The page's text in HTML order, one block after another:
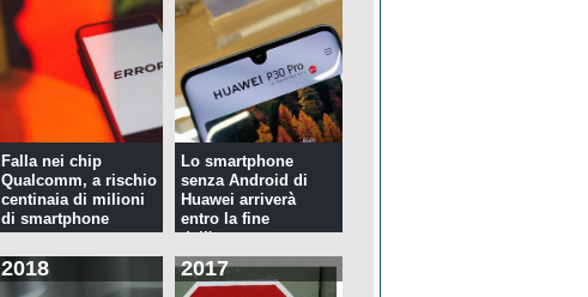
Falla nei chip
Qualcomm, a rischio
centinaia di milioni
di smartphone
Lo smartphone
senza Android di
Huawei arriverà
entro la fine
dell'anno
2018 2017